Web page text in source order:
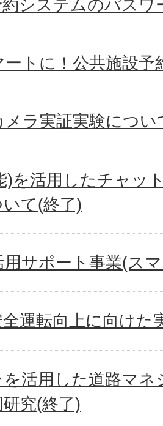
システムのパスワ
ートに！公共施設予
メラ実証実験につい
)を活用したチャッ
て(終了)
サポート事業(ス
運転向上に向けた
活用した道路マ
究(終了)